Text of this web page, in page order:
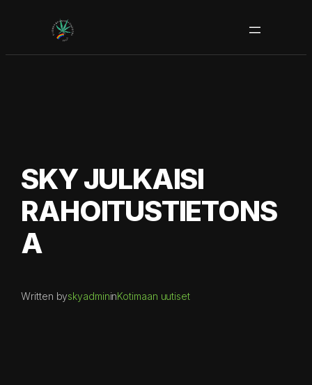
SKY JULKAISI
RAHOITUSTIETONS
A
Written byskyadmininKotimaan uutiset